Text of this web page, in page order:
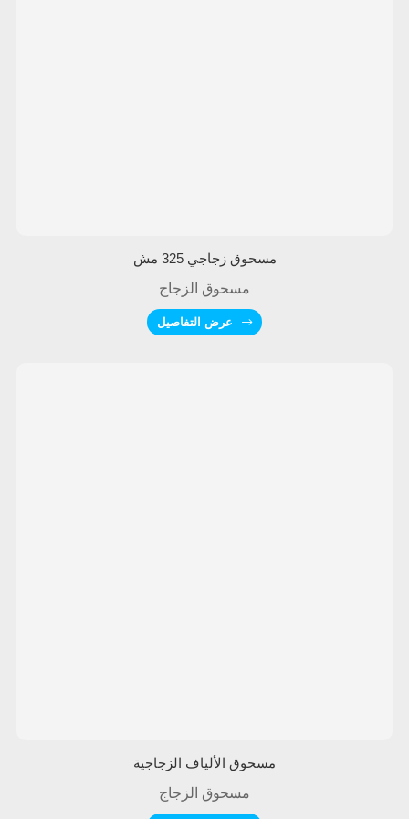
مسحوق زجاجي 325 مش
مسحوق الزجاج
عرض التفاصيل
مسحوق الألياف الزجاجية
مسحوق الزجاج